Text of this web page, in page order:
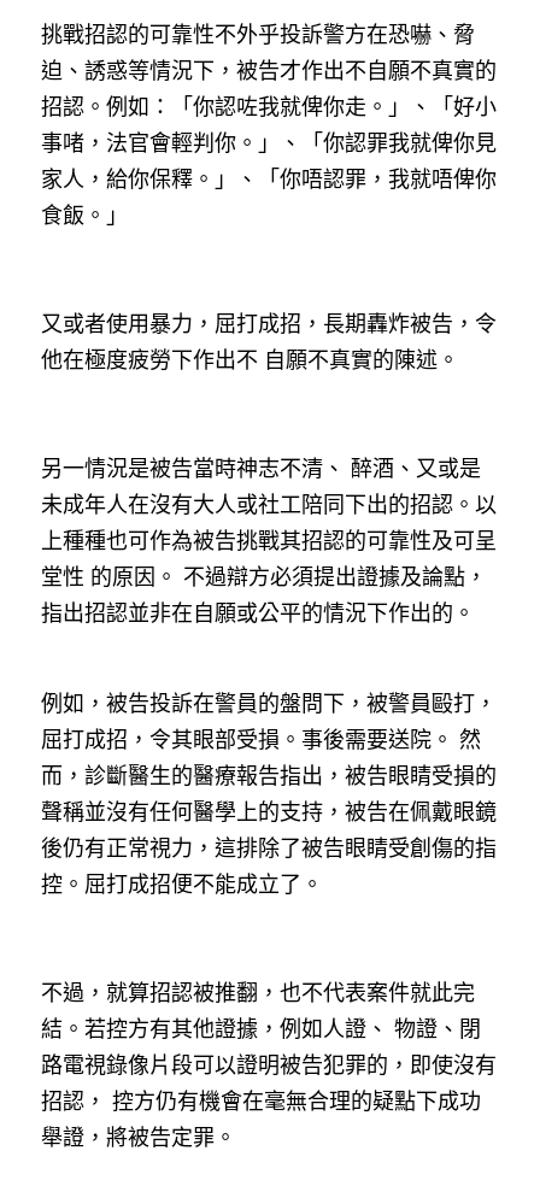
挑戰招認的可靠性不外乎投訴警方在恐嚇、脅
迫、誘惑等情況下，被告才作出不自願不真實的
招認。例如：「你認咗我就俾你走。」、「好小
事啫，法官會輕判你。」、「你認罪我就俾你見
家人，給你保釋。」、「你唔認罪，我就唔俾你
食飯。」
又或者使用暴力，屈打成招，長期轟炸被告，令
他在極度疲勞下作出不 自願不真實的陳述。
另一情況是被告當時神志不清、 醉酒、又或是
未成年人在沒有大人或社工陪同下出的招認。以
上種種也可作為被告挑戰其招認的可靠性及可呈
堂性 的原因。 不過辯方必須提出證據及論點，
指出招認並非在自願或公平的情況下作出的。
例如，被告投訴在警員的盤問下，被警員毆打，
屈打成招，令其眼部受損。事後需要送院。 然
而，診斷醫生的醫療報告指出，被告眼睛受損的
聲稱並沒有任何醫學上的支持，被告在佩戴眼鏡
後仍有正常視力，這排除了被告眼睛受創傷的指
控。屈打成招便不能成立了。
不過，就算招認被推翻，也不代表案件就此完
結。若控方有其他證據，例如人證、 物證、閉
路電視錄像片段可以證明被告犯罪的，即使沒有
招認， 控方仍有機會在毫無合理的疑點下成功
舉證，將被告定罪。